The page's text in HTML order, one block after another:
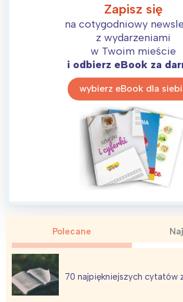
Zapisz się
na cotygodniowy
z wydarzeniami
w Twoim mieście
i odbierz eBook za
wybierz eBook dla
Polecane
70 najpiękniejszych cytatów